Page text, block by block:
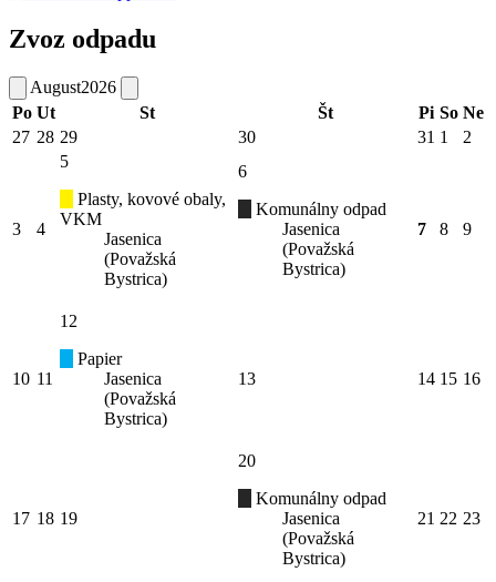
Zvoz odpadu
August2026
Po Ut St Št Pi So Ne
27 28 29 30 31 1 2
3 4
5
Plasty, kovové obaly,
VKM
Jasenica
(Považská
Bystrica)
6
Komunálny odpad
Jasenica
(Považská
Bystrica)
7 8 9
10 11
12
Papier
Jasenica
(Považská
Bystrica)
13 14 15 16
17 18 19
20
Komunálny odpad
Jasenica
(Považská
Bystrica)
21 22 23